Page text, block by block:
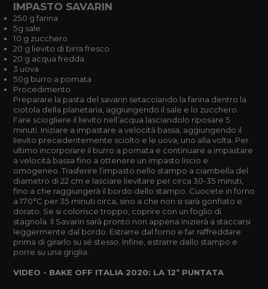
IMPASTO SAVARIN
250 g farina
5g sale
10 g zucchero
20 g lievito di birra fresco
20 g acqua fredda
3 uova
50g burro a pomata
Procedimento
Preparare la pasta del savarin setacciando la farina dentro la
ciotola della planetaria, aggiungendo il sale e lo zucchero.
Fare sciogliere il lievito nell’acqua lasciandolo riposare 5
minuti. Iniziare a impastare a velocità bassa, aggiungendo il
lievito precedentemente sciolto e le uova, uno alla volta. Per
ultimo incorporare il burro a pomata e continuare a impastare
a velocità bassa fino a ottenere un impasto liscio e
omogeneo. Trasferire l’impasto nello stampo a ciambella del
diametro di 22 cm e lasciare lievitare per circa 30-35 minuti,
fino a che raggiungerà il bordo dello stampo. Cuocete in forno
a 170°C per 35 minuti circa, sino a che non si sarà gonfiato e
dorato. Se si colorisce troppo, coprire con un foglio di
stagnola. Il Savarin sarà pronto non appena inizierà a staccarsi
leggermente dal bordo. Estrarre dal forno e far raffreddare
prima di girarlo su sé stesso. Infine, estrarre dallo stampo e
porre su una griglia.
VIDEO - BAKE OFF ITALIA 2020: LA 12ª PUNTATA